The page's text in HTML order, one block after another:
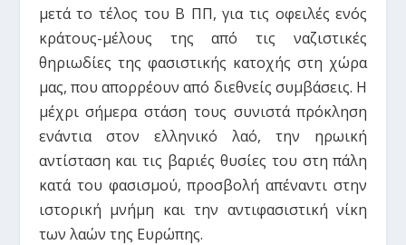
μετά το τέλος του Β ΠΠ, για τις οφειλές ενός
κράτους-μέλους της από τις ναζιστικές
θηριωδίες της φασιστικής κατοχής στη χώρα
μας, που απορρέουν από διεθνείς συμβάσεις. Η
μέχρι σήμερα στάση τους συνιστά πρόκληση
ενάντια στον ελληνικό λαό, την ηρωική
αντίσταση και τις βαριές θυσίες του στη πάλη
κατά του φασισμού, προσβολή απέναντι στην
ιστορική μνήμη και την αντιφασιστική νίκη
των λαών της Ευρώπης.